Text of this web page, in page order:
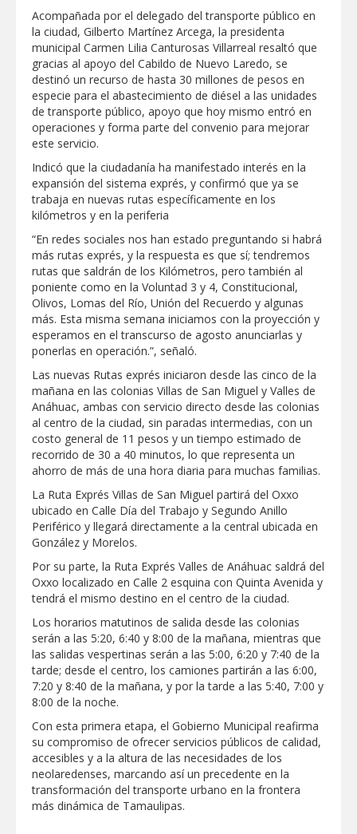
Acompañada por el delegado del transporte público en
la ciudad, Gilberto Martínez Arcega, la presidenta
municipal Carmen Lilia Canturosas Villarreal resaltó que
gracias al apoyo del Cabildo de Nuevo Laredo, se
destinó un recurso de hasta 30 millones de pesos en
especie para el abastecimiento de diésel a las unidades
de transporte público, apoyo que hoy mismo entró en
operaciones y forma parte del convenio para mejorar
este servicio.
Indicó que la ciudadanía ha manifestado interés en la
expansión del sistema exprés, y confirmó que ya se
trabaja en nuevas rutas específicamente en los
kilómetros y en la periferia
“En redes sociales nos han estado preguntando si habrá
más rutas exprés, y la respuesta es que sí; tendremos
rutas que saldrán de los Kilómetros, pero también al
poniente como en la Voluntad 3 y 4, Constitucional,
Olivos, Lomas del Río, Unión del Recuerdo y algunas
más. Esta misma semana iniciamos con la proyección y
esperamos en el transcurso de agosto anunciarlas y
ponerlas en operación.”, señaló.
Las nuevas Rutas exprés iniciaron desde las cinco de la
mañana en las colonias Villas de San Miguel y Valles de
Anáhuac, ambas con servicio directo desde las colonias
al centro de la ciudad, sin paradas intermedias, con un
costo general de 11 pesos y un tiempo estimado de
recorrido de 30 a 40 minutos, lo que representa un
ahorro de más de una hora diaria para muchas familias.
La Ruta Exprés Villas de San Miguel partirá del Oxxo
ubicado en Calle Día del Trabajo y Segundo Anillo
Periférico y llegará directamente a la central ubicada en
González y Morelos.
Por su parte, la Ruta Exprés Valles de Anáhuac saldrá del
Oxxo localizado en Calle 2 esquina con Quinta Avenida y
tendrá el mismo destino en el centro de la ciudad.
Los horarios matutinos de salida desde las colonias
serán a las 5:20, 6:40 y 8:00 de la mañana, mientras que
las salidas vespertinas serán a las 5:00, 6:20 y 7:40 de la
tarde; desde el centro, los camiones partirán a las 6:00,
7:20 y 8:40 de la mañana, y por la tarde a las 5:40, 7:00 y
8:00 de la noche.
Con esta primera etapa, el Gobierno Municipal reafirma
su compromiso de ofrecer servicios públicos de calidad,
accesibles y a la altura de las necesidades de los
neolaredenses, marcando así un precedente en la
transformación del transporte urbano en la frontera
más dinámica de Tamaulipas.